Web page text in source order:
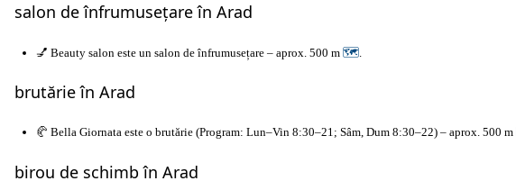
salon de înfrumusețare în Arad
💅 Beauty salon este un salon de înfrumusețare – aprox. 500 m 🗺
brutărie în Arad
🥐 Bella Giornata este o brutărie (Program: Lun–Vin 8:30–21; Sâm, Dum 8:30–22) – aprox. 500 m
birou de schimb în Arad